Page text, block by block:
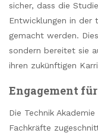
sicher, dass die
Entwicklungen in der
gemacht werden.
sondern bereitet sie
ihren zukünftigen
Engagement
Die Technik
Fachkräfte